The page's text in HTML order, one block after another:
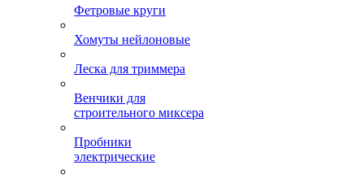
Фетровые круги
Хомуты нейлоновые
Леска для триммера
Венчики для
строительного миксера
Пробники
электрические